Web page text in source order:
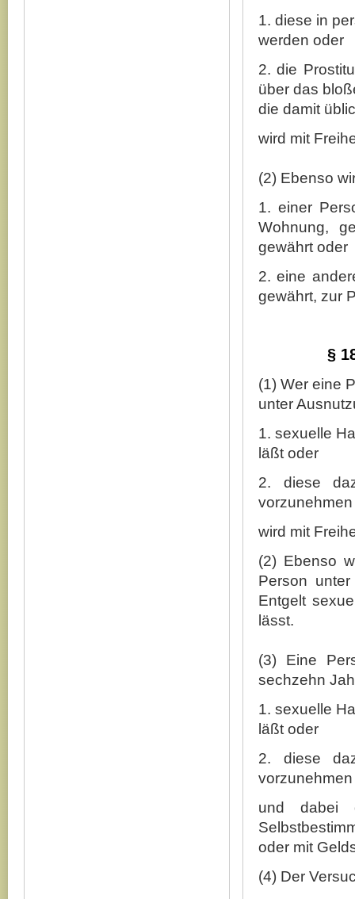
1. diese in
werden oder
2. die
über das
die damit
wird mit
(2) Ebenso
1. einer
Wohnung,
gewährt oder
2. eine
gewährt, zur
§
(1) Wer eine
unter
1. sexuelle
läßt oder
2. diese
wird mit
(2) Ebenso
Person
Entgelt
lässt.
(3) Eine
sechzehn
1. sexuelle
läßt oder
2. diese
und dabei
oder mit
(4) Der